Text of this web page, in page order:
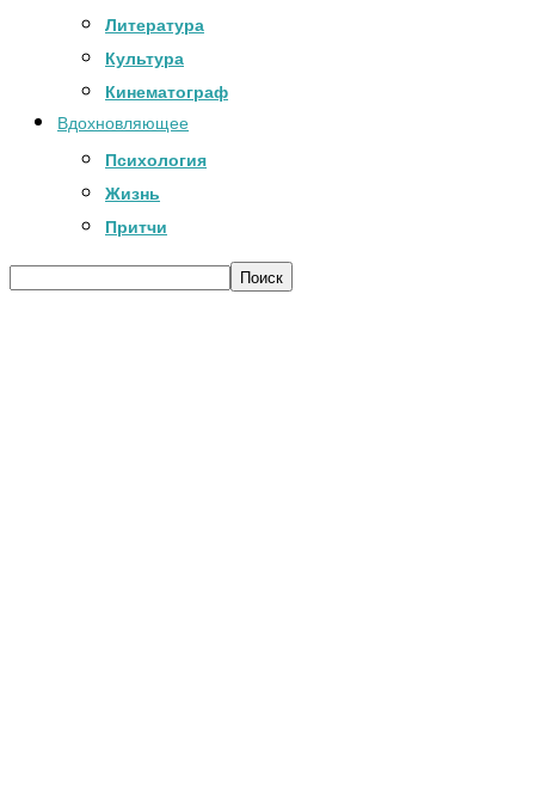
Литература
Культура
Кинематограф
Вдохновляющее
Психология
Жизнь
Притчи